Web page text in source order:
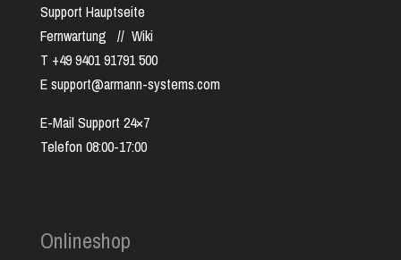
Support Hauptseite
Fernwartung // Wiki
T +49 9401 91791 500
E support@armann-systems.com
E-Mail Support 24×7
Telefon 08:00-17:00
Onlineshop